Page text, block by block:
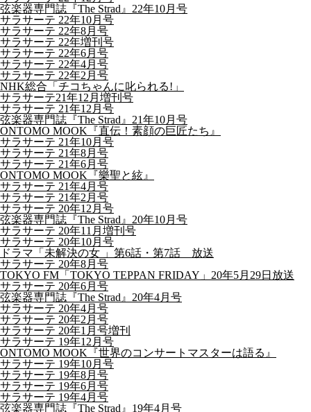
弦楽器専門誌『The Strad』22年10月号
サラサーテ 22年10月号
サラサーテ 22年8月号
サラサーテ 22年増刊号
サラサーテ 22年6月号
サラサーテ 22年4月号
サラサーテ 22年2月号
NHK総合「チコちゃんに叱られる!」
サラサーテ21年12月増刊号
サラサーテ 21年12月号
弦楽器専門誌『The Strad』21年10月号
ONTOMO MOOK『直伝！素顔の巨匠たち』
サラサーテ 21年10月号
サラサーテ 21年8月号
サラサーテ 21年6月号
ONTOMO MOOK『樂聖と絃』
サラサーテ 21年4月号
サラサーテ 21年2月号
サラサーテ 20年12月号
弦楽器専門誌『The Strad』20年10月号
サラサーテ 20年11月増刊号
サラサーテ 20年10月号
ドラマ「未解決の女 」第6話・第7話 放送
サラサーテ 20年8月号
TOKYO FM「TOKYO TEPPAN FRIDAY」20年5月29日放送
サラサーテ 20年6月号
弦楽器専門誌『The Strad』20年4月号
サラサーテ 20年4月号
サラサーテ 20年2月号
サラサーテ 20年1月号増刊
サラサーテ 19年12月号
ONTOMO MOOK『世界のコンサートマスターは語る』
サラサーテ 19年10月号
サラサーテ 19年8月号
サラサーテ 19年6月号
サラサーテ 19年4月号
弦楽器専門誌『The Strad』19年4月号